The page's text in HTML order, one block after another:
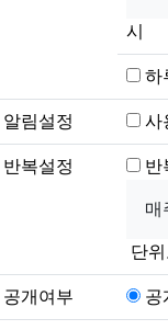
시
하
알림설정 사
반복설정
단
공개여부